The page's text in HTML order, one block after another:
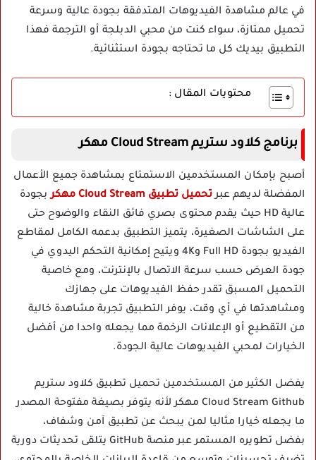
في عالم مشاهدة الفيديوهات المتدفقة بجودة عالية وسرعة
تحميل ممتازة، سواء كنت من محبي الدبلجة أو الترجمة فهذا
التطبيق بيديك كل ما تحتاجه بجودة استثنائية.
محتويات المقال :
برنامج كلاود ستريم Cloud Stream مهكر
أصبح بإمكان المستخدمين الاستمتاع بمشاهدة جميع الأعمال
المفضلة لديهم عبرتحميل تطبيق Cloud Stream مهكر
بجودة
عالية HD حيث يقدم محتوى بصري فائق النقاء والوضوح حتى
على الشاشات الصغيرة، يتميز التطبيق بدعمه الكامل لمقاطع
الفيديو بجودة Full HD و4K ويتيح إمكانية التحكم اليدوي في
جودة العرض حسب سرعة الاتصال بالإنترنت، ومع خاصية
التحميل المسبق تقدر حفظ الفيديوهات على جهازك
ومشاهدتها في أي وقت، يوفر التطبيق تجربة مشاهدة خالية
من التقطيع أو الإعلانات الرخمة مما يجعله واحدا من أفضل
الخيارات لمحبي الفيديوهات عالية الجودة.
يفضل الكثير من المستخدمين تحميل تطبيق كلاود ستريم
Cloud Stream Github مهكر لأنه يتوفر بصيغة مفتوحة المصدر
ما يجعله خيارا مثاليا لمن يبحث عن تطبيق آمن وشفاف،
بفضل تطويره المستمر عبر منصة GitHub يتلقى تحديثات دورية